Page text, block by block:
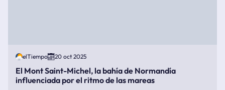
elTiempo 20 oct 2025
El Mont Saint-Michel, la bahía de Normandía
influenciada por el ritmo de las mareas